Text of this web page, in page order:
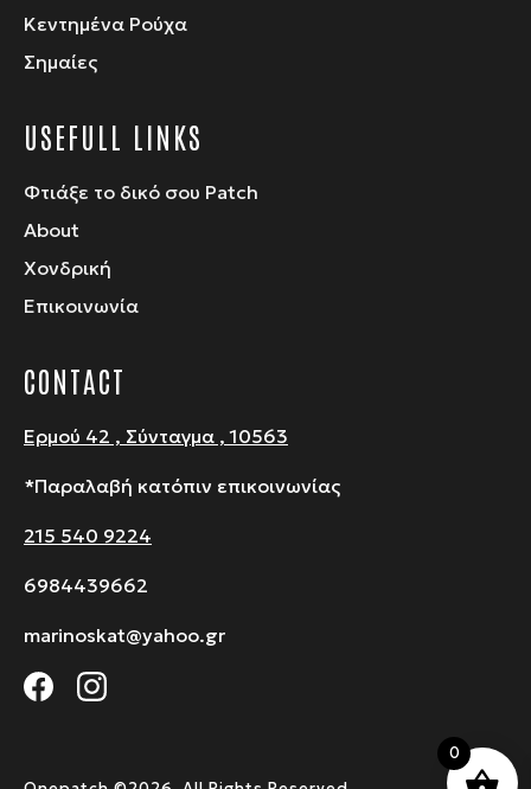
Κεντημένα Ρούχα
Σημαίες
USEFULL LINKS
Φτιάξε το δικό σου Patch
About
Χονδρική
Επικοινωνία
CONTACT
Ερμού 42 , Σύνταγμα , 10563
*Παραλαβή κατόπιν επικοινωνίας
215 540 9224
6984439662
marinoskat@yahoo.gr
0